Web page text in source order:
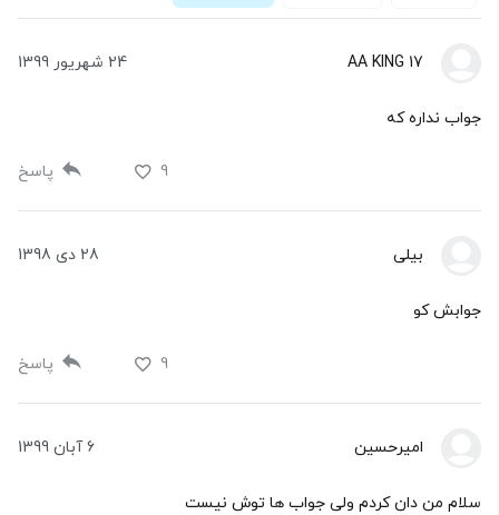
AA KING 17 24 شهریور 1399
جواب نداره که
9 پاسخ
بیلی 28 دی 1398
جوابش کو
9 پاسخ
امیرحسین 6 آبان 1399
سلام من دان کردم ولی جواب ها توش نیست